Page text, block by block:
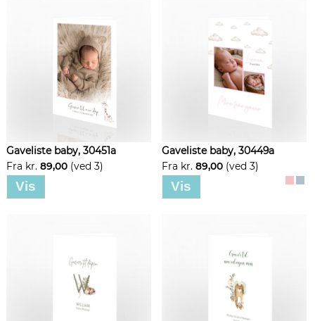
Gaveliste baby, 30451a
Fra kr. 89,00 (ved 3)
Vis
Gaveliste baby, 30449a
Fra kr. 89,00 (ved 3)
Vis